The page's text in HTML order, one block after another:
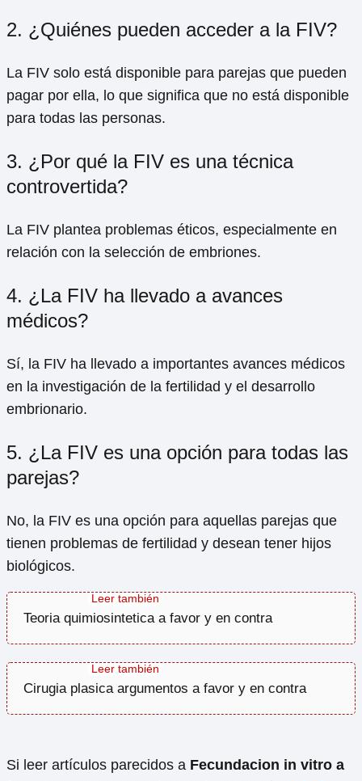
2. ¿Quiénes pueden acceder a la FIV?
La FIV solo está disponible para parejas que pueden
pagar por ella, lo que significa que no está disponible
para todas las personas.
3. ¿Por qué la FIV es una técnica
controvertida?
La FIV plantea problemas éticos, especialmente en
relación con la selección de embriones.
4. ¿La FIV ha llevado a avances
médicos?
Sí, la FIV ha llevado a importantes avances médicos
en la investigación de la fertilidad y el desarrollo
embrionario.
5. ¿La FIV es una opción para todas las
parejas?
No, la FIV es una opción para aquellas parejas que
tienen problemas de fertilidad y desean tener hijos
biológicos.
Teoria quimiosintetica a favor y en contra
Cirugia plasica argumentos a favor y en contra
Si leer artículos parecidos a Fecundacion in vitro a